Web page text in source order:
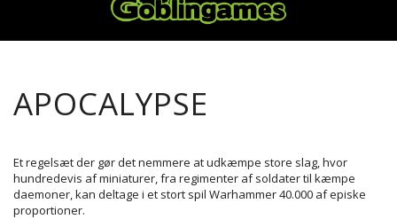
APOCALYPSE
Et regelsæt der gør det nemmere at udkæmpe store slag, hvor
hundredevis af miniaturer, fra regimenter af soldater til kæmpe
daemoner, kan deltage i et stort spil Warhammer 40.000 af episke
proportioner.